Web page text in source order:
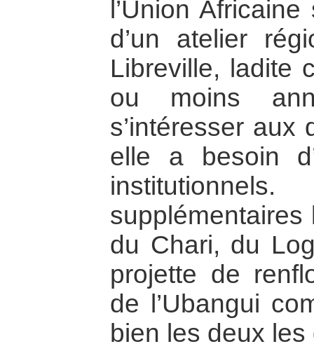
l’Union
d’un atelier
Libreville, ladite
ou moins
s’intéresser aux
elle a besoin
supplémentaires
du Chari, du
projette de
de l’Ubangui
bien les deux